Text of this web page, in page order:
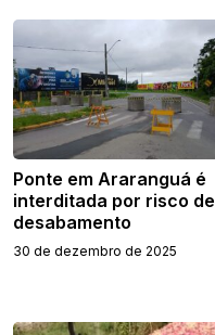
Ponte em Araranguá é
interditada por risco de
desabamento
30 de dezembro de 2025